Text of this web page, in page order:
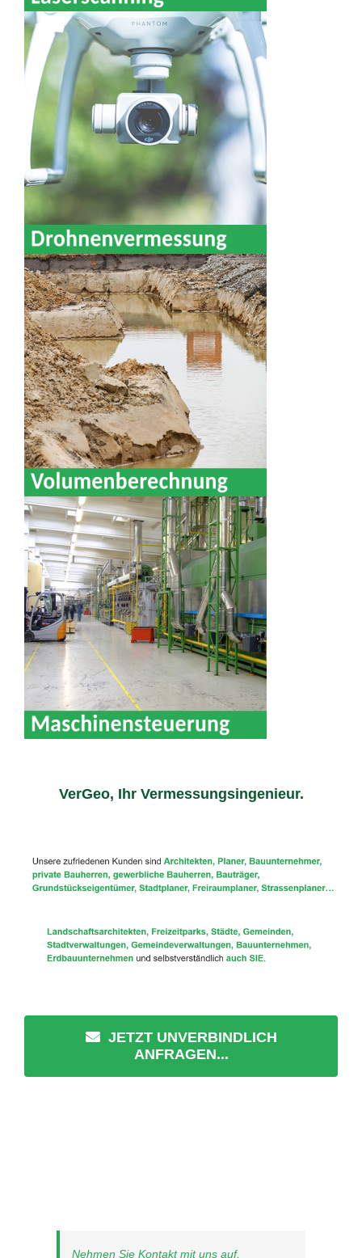
VerGeo, Ihr Vermessungsingenieur.
JETZT UNVERBINDLICH
ANFRAGEN...
Nehmen Sie Kontakt mit uns auf.